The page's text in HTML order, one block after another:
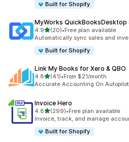
Built for Shopify
MyWorks QuickBooksDesktop
4.95つ星中
(20)
合計レビュー数：20件
•Free plan available
Automatically sync sales and
Built for Shopify
Link My Books for Xero & QBO
4.85つ星中
(41)
合計レビュー数：41件
•From $21/month
Accurate Accounting On
Invoice Hero
4.85つ星中
(299)
合計レビュー数：299件
•Free plan available
Invoice, track, and manage
Built for Shopify